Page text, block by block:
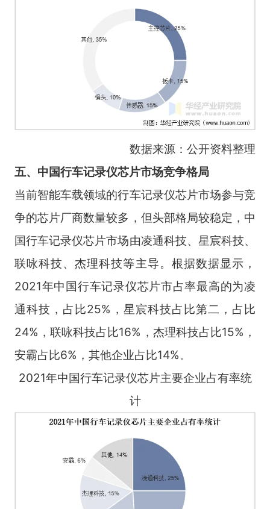
数据来源：公开资料整理
五、中国行车记录仪芯片市场竞争格局
当前智能车载领域的行车记录仪芯片市场参与竞
争的芯片厂商数量较多，但头部格局较稳定，中
国行车记录仪芯片市场由凌通科技、星宸科技、
联咏科技、杰理科技等主导。根据数据显示，
2021年中国行车记录仪芯片市占率最高的为凌
通科技，占比25%，星宸科技占比第二，占比
24%，联咏科技占比16%，杰理科技占比15%，
安霸占比6%，其他企业占比14%。
2021年中国行车记录仪芯片主要企业占有率统
计